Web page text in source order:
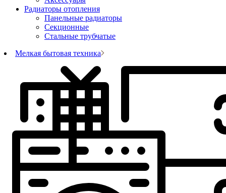
Радиаторы отопления
Панельные радиаторы
Секционные
Стальные трубчатые
Мелкая бытовая техника